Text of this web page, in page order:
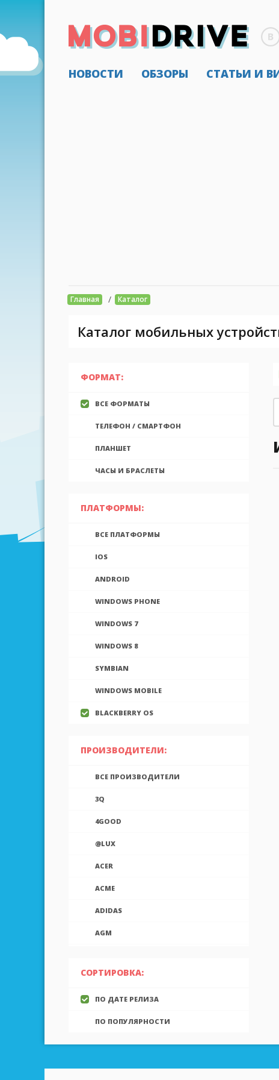
НОВОСТИ ОБЗОРЫ СТАТЬИ И
Главная / Каталог
Каталог мобильных
ФОРМАТ:
ВСЕ ФОРМАТЫ
ТЕЛЕФОН / СМАРТФОН
ПЛАНШЕТ
ЧАСЫ И БРАСЛЕТЫ
ПЛАТФОРМЫ:
ВСЕ ПЛАТФОРМЫ
IOS
ANDROID
WINDOWS PHONE
WINDOWS 7
WINDOWS 8
SYMBIAN
WINDOWS MOBILE
BLACKBERRY OS
ПРОИЗВОДИТЕЛИ:
ВСЕ ПРОИЗВОДИТЕЛИ
3Q
4GOOD
@LUX
ACER
ACME
ADIDAS
AGM
AIGO
AINOL
AIRON
ALCATEL
ALLVIEW
СОРТИРОВКА:
ПО ДАТЕ РЕЛИЗА
ПО ПОПУЛЯРНОСТИ